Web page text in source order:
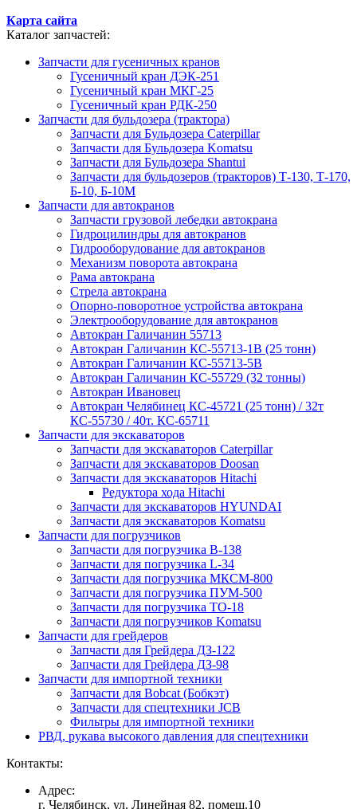
Карта сайта
Каталог запчастей:
Запчасти для гусеничных кранов
Гусеничный кран ДЭК-251
Гусеничный кран МКГ-25
Гусеничный кран РДК-250
Запчасти для бульдозера (трактора)
Запчасти для Бульдозера Caterpillar
Запчасти для Бульдозера Komatsu
Запчасти для Бульдозера Shantui
Запчасти для бульдозеров (тракторов) Т-130, Т-170,
Б-10, Б-10М
Запчасти для автокранов
Запчасти грузовой лебедки автокрана
Гидроцилиндры для автокранов
Гидрооборудование для автокранов
Механизм поворота автокрана
Рама автокрана
Стрела автокрана
Опорно-поворотное устройства автокрана
Электрооборудование для автокранов
Автокран Галичанин 55713
Автокран Галичанин КС-55713-1В (25 тонн)
Автокран Галичанин КС-55713-5В
Автокран Галичанин КС-55729 (32 тонны)
Автокран Ивановец
Автокран Челябинец КС-45721 (25 тонн) / 32т
КС-55730 / 40т. КС-65711
Запчасти для экскаваторов
Запчасти для экскаваторов Caterpillar
Запчасти для экскаваторов Doosan
Запчасти для экскаваторов Hitachi
Редуктора хода Hitachi
Запчасти для экскаваторов HYUNDAI
Запчасти для экскаваторов Komatsu
Запчасти для погрузчиков
Запчасти для погрузчика B-138
Запчасти для погрузчика L-34
Запчасти для погрузчика МКСМ-800
Запчасти для погрузчика ПУМ-500
Запчасти для погрузчика ТО-18
Запчасти для погрузчиков Komatsu
Запчасти для грейдеров
Запчасти для Грейдера ДЗ-122
Запчасти для Грейдера ДЗ-98
Запчасти для импортной техники
Запчасти для Bobcat (Бобкэт)
Запчасти для спецтехники JCB
Фильтры для импортной техники
РВД, рукава высокого давления для спецтехники
Контакты:
Адрес:
г. Челябинск, ул. Линейная 82, помещ.10